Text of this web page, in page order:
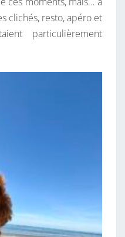
clichés, resto, apéro et
particulièrement